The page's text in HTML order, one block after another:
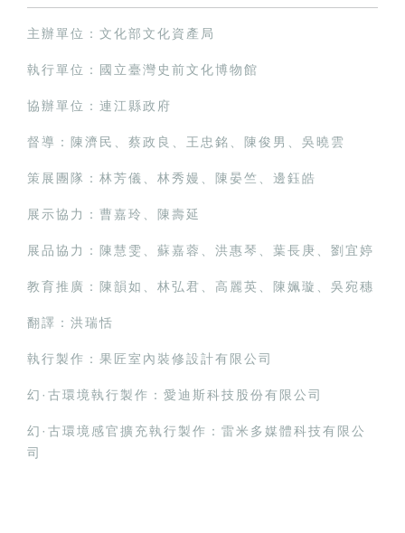
主辦單位：文化部文化資產局
執行單位：國立臺灣史前文化博物館
協辦單位：連江縣政府
督導：陳濟民、蔡政良、王忠銘、陳俊男、吳曉雲
策展團隊：林芳儀、林秀嫚、陳晏竺、邊鈺皓
展示協力：曹嘉玲、陳壽延
展品協力：陳慧雯、蘇嘉蓉、洪惠琴、葉長庚、劉宜婷
教育推廣：陳韻如、林弘君、高麗英、陳姵璇、吳宛穗
翻譯：洪瑞恬
執行製作：果匠室內裝修設計有限公司
幻·古環境執行製作：愛迪斯科技股份有限公司
幻·古環境感官擴充執行製作：雷米多媒體科技有限公
司